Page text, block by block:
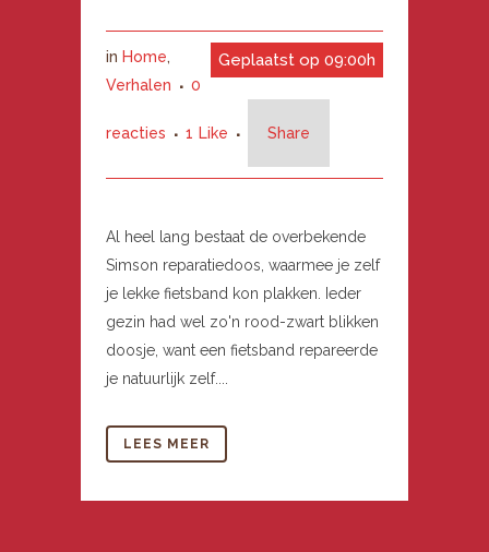
Geplaatst op 09:00h
in Home,
Verhalen
0
reacties 1 Like Share
Al heel lang bestaat de overbekende
Simson reparatiedoos, waarmee je zelf
je lekke fietsband kon plakken. Ieder
gezin had wel zo'n rood-zwart blikken
doosje, want een fietsband repareerde
je natuurlijk zelf....
LEES MEER